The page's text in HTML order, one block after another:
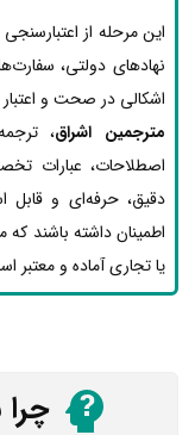
این مرحله از
نهادهای دولتی،
اشکالی در صحت و
مترجمین اشراق،
اصطلاحات، عبارات
دقیق، حرفه‌ای و قابل
اطمینان داشته باشند
یا تجاری آماده و معتبر